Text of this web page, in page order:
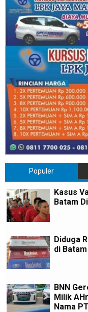
Populer
Kasus
Batam
Diduga
di
BNN
Milik
Nama